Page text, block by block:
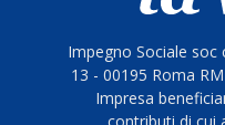
Impegno Sociale soc
13 - 00195 Roma
Impresa